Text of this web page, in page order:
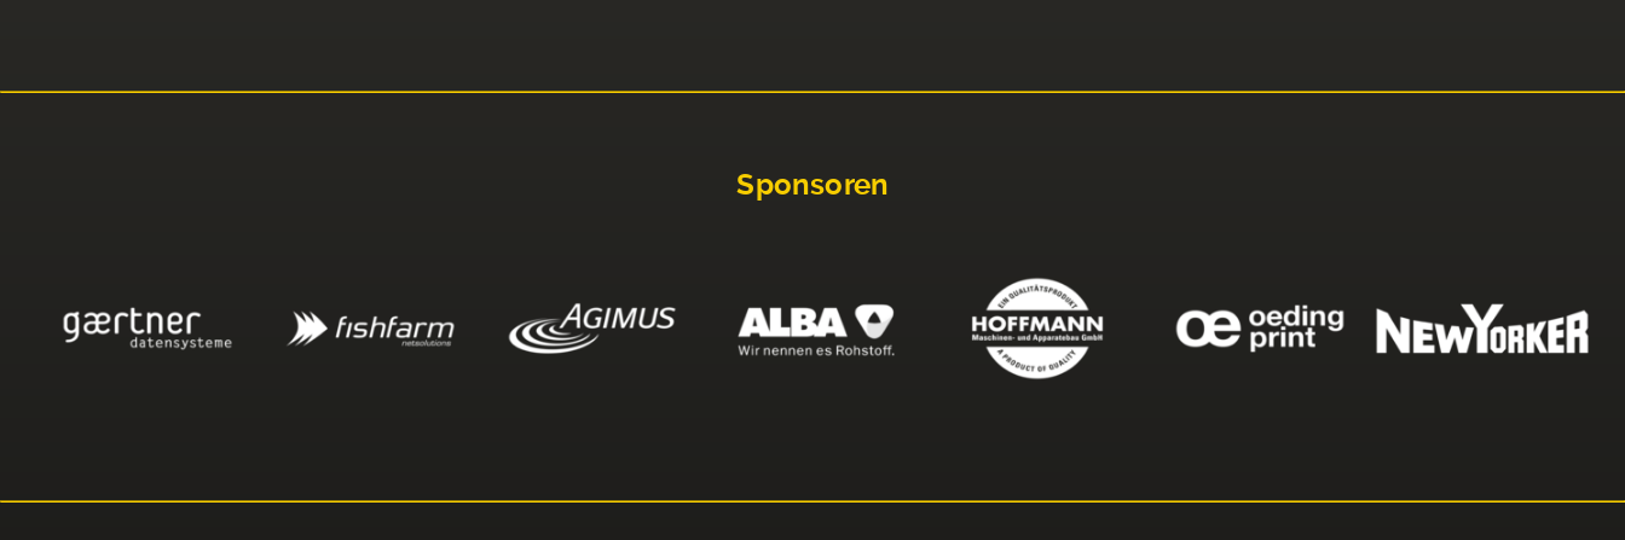
Sponsoren